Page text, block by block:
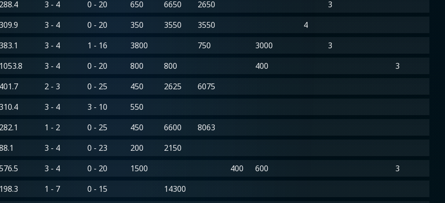
288.4 3 - 4 0 - 20 650 6650 2650 3
309.9 3 - 4 0 - 20 350 3550 3550 4
383.1 3 - 4 1 - 16 3800 750 3000 3
1053.8 3 - 4 0 - 20 800 800 400 3
401.7 2 - 3 0 - 25 450 2625 6075
310.4 3 - 4 3 - 10 550
282.1 1 - 2 0 - 25 450 6600 8063
3 - 4 0 - 23 200 2150
3 - 4 0 - 20 1500 400 600 3
198.3 1 - 7 0 - 15 14300